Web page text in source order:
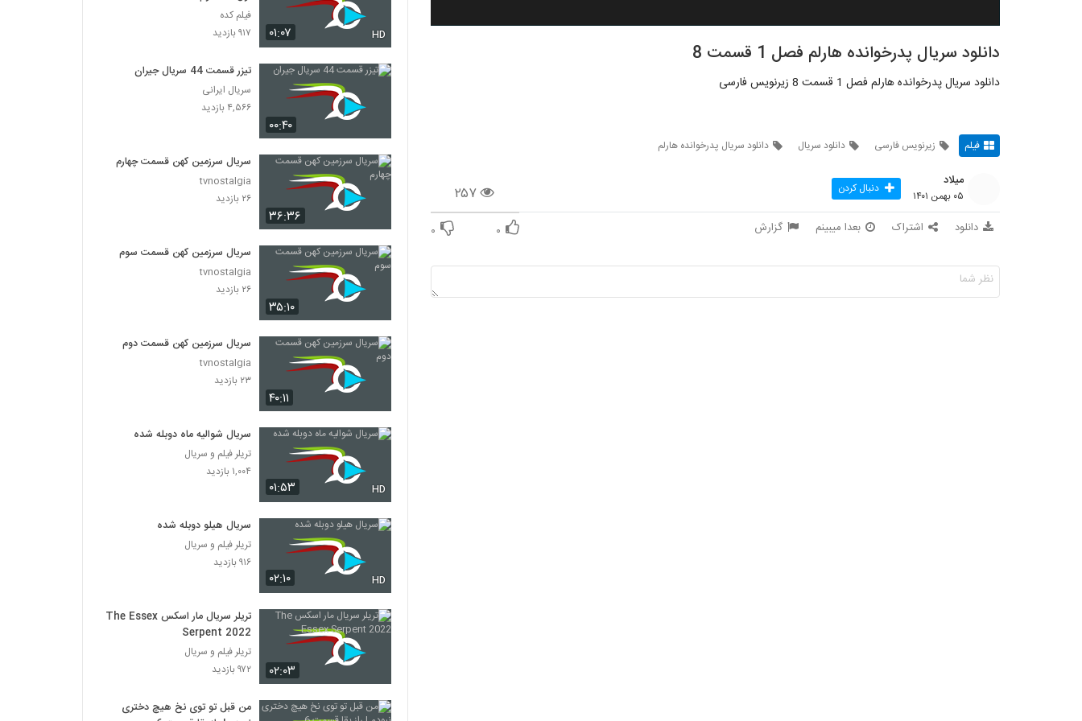
دانلود سریال پدرخوانده هارلم فصل 1 قسمت 8
دانلود سریال پدرخوانده هارلم فصل 1 قسمت 8 زیرنویس فارسی
فیلم زیرنویس فارسی دانلود سریال دانلود سریال پدرخوانده هارلم
۲۵۷
میلاد
۰۵ بهمن ۱۴۰۱ دنبال کردن
دانلود اشتراک بعدا میبینم گزارش ۰ ۰
۰۱:۰۷ HD
فیلم کده
۹۱۷ بازدید
۰۰:۴۰
تیزر قسمت 44 سریال جیران
سریال ایرانی
۴,۵۶۶ بازدید
۳۶:۳۶
سریال سرزمین کهن قسمت چهارم
tvnostalgia
۲۶ بازدید
۳۵:۱۰
سریال سرزمین کهن قسمت سوم
tvnostalgia
۲۶ بازدید
۴۰:۱۱
سریال سرزمین کهن قسمت دوم
tvnostalgia
۲۳ بازدید
۰۱:۵۳ HD
سریال شوالیه ماه دوبله شده
تریلر فیلم و سریال
۱,۰۰۴ بازدید
۰۲:۱۰ HD
سریال هیلو دوبله شده
تریلر فیلم و سریال
۹۱۶ بازدید
۰۲:۰۳
تریلر سریال مار اسکس The Essex
Serpent 2022
تریلر فیلم و سریال
۹۷۲ بازدید
من قبل تو توی نخ هیچ دختری